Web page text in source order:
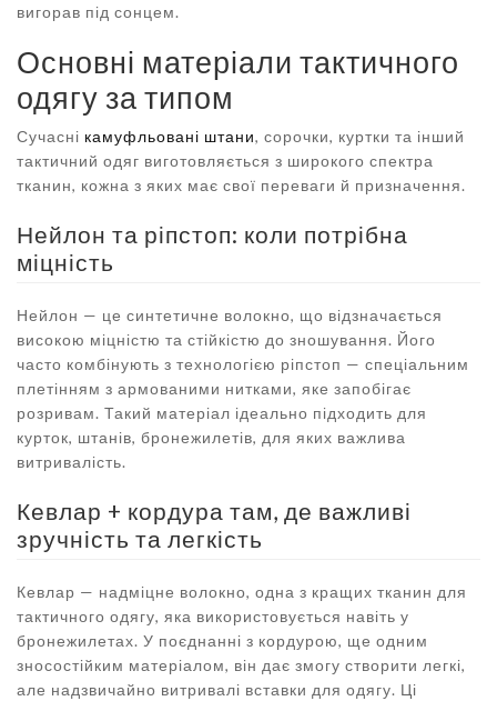
вигорав під сонцем.
Основні матеріали тактичного
одягу за типом
Сучасні камуфльовані штани, сорочки, куртки та інший
тактичний одяг виготовляється з широкого спектра
тканин, кожна з яких має свої переваги й призначення.
Нейлон та ріпстоп: коли потрібна
міцність
Нейлон — це синтетичне волокно, що відзначається
високою міцністю та стійкістю до зношування. Його
часто комбінують з технологією ріпстоп — спеціальним
плетінням з армованими нитками, яке запобігає
розривам. Такий матеріал ідеально підходить для
курток, штанів, бронежилетів, для яких важлива
витривалість.
Кевлар + кордура там, де важливі
зручність та легкість
Кевлар — надміцне волокно, одна з кращих тканин для
тактичного одягу, яка використовується навіть у
бронежилетах. У поєднанні з кордурою, ще одним
зносостійким матеріалом, він дає змогу створити легкі,
але надзвичайно витривалі вставки для одягу. Ці